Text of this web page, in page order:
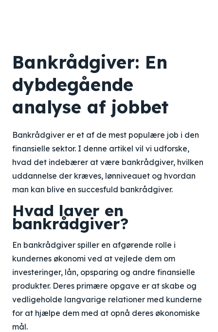
Bankrådgiver: En
dybdegående
analyse af jobbet
Bankrådgiver er et af de mest populære job i den
finansielle sektor. I denne artikel vil vi udforske,
hvad det indebærer at være bankrådgiver, hvilken
uddannelse der kræves, lønniveauet og hvordan
man kan blive en succesfuld bankrådgiver.
Hvad laver en
bankrådgiver?
En bankrådgiver spiller en afgørende rolle i
kundernes økonomi ved at vejlede dem om
investeringer, lån, opsparing og andre finansielle
produkter. Deres primære opgave er at skabe og
vedligeholde langvarige relationer med kunderne
for at hjælpe dem med at opnå deres økonomiske
mål.